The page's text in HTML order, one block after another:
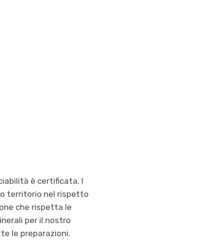
è certificata. I
territorio nel rispetto
che rispetta le
per il nostro
le preparazioni.